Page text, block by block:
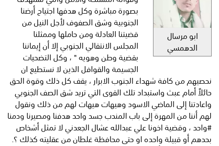
ابو مرسال
الدهمسي
بصورة مباشرة وكل هدفها اجتياح أرضنا
الجنوبية وشق الصفوف لأجل النيل من
قضيتنا العادلة ومن حاملها وممثلنا
المجلس الانتقالي الجنوبي إلا أن إيماننا
بقضية وطن وهويه " ، وكل التضحيات
الجسيمة والقوافل الذين لا نستطيع ان
نحصيهم من كافة شهداء الجنوب الابرار ، يقف كل ذلك وقوة الحق
حائلاً أمام عبث واستبداد تلك القوى التي تريد شق الصف الجنوبي
واعادتنا إلى الماضي الاسود وهيهات هيهات لهم من ذلك ونقول
لهم أننا من المهرة إلى باب المندب جسد واحد هدفنا ومصيرنا ودمنا
#واحد ، وقضية اخونا علي عبدالله عشال الجعدني لا تمثل أشخاص
بحدهم أو قبيلة واحده او حتى محافظة غلطان من عقليته كذلك ؟.